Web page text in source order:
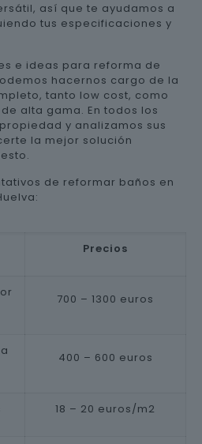
así que te ayudamos a
tus especificaciones y
e ideas para reforma de
hacernos cargo de la
tanto low cost, como
alta gama. En todos los
y analizamos sus
la mejor solución
de reformar baños en
Precios
700 – 1300 euros
400 – 600 euros
18 – 20 euros/m2